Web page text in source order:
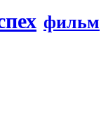
фильм